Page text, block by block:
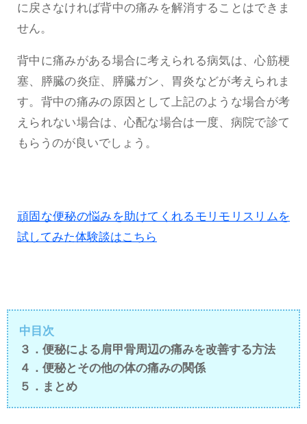
に戻さなければ背中の痛みを解消することはできま
せん。
背中に痛みがある場合に考えられる病気は、心筋梗
塞、膵臓の炎症、膵臓ガン、胃炎などが考えられま
す。背中の痛みの原因として上記のような場合が考
えられない場合は、心配な場合は一度、病院で診て
もらうのが良いでしょう。
頑固な便秘の悩みを助けてくれるモリモリスリムを
試してみた体験談はこちら
中目次
３．便秘による肩甲骨周辺の痛みを改善する方法
４．便秘とその他の体の痛みの関係
５．まとめ